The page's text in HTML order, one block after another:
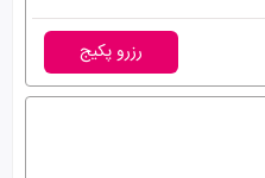
رزرو پکیج